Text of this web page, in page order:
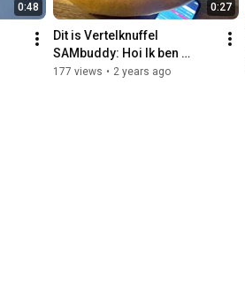
0:48 0:27
Dit is Vertelknuffel
SAMbuddy: Hoi Ik ben
SAMbuddy!
177 views • 2 years ago